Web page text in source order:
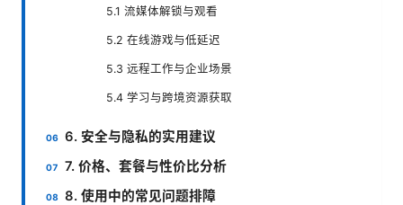
5.1 流媒体解锁与观看
5.2 在线游戏与低延迟
5.3 远程工作与企业场景
5.4 学习与跨境资源获取
6. 安全与隐私的实用建议
7. 价格、套餐与性价比分析
8. 使用中的常见问题排障